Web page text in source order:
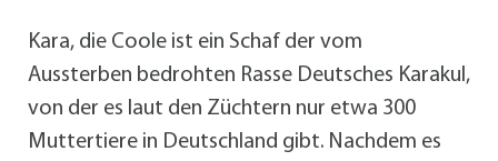
Kara, die Coole ist ein Schaf der vom
Aussterben bedrohten Rasse Deutsches Karakul,
von der es laut den Züchtern nur etwa 300
Muttertiere in Deutschland gibt. Nachdem es